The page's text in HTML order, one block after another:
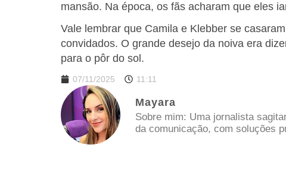
mansão. Na época, os fãs acharam que eles
Vale lembrar que Camila e Klebber se
convidados. O grande desejo da noiva era
para o pôr do sol.
07/11/2025 11:11
Mayara
Sobre mim: Uma jornalista
da comunicação, com soluções